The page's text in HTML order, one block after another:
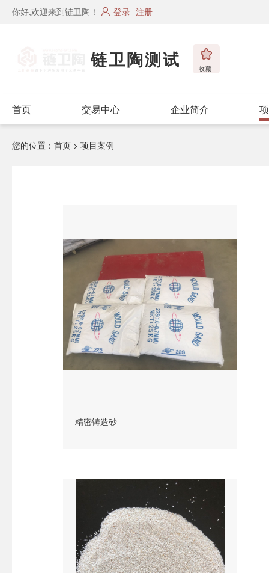
你好,欢迎来到链卫陶！ 登录 注册
链卫陶测试 收藏
首页 交易中心 企业简介
您的位置： 首页 > 项目案例
精密铸造砂